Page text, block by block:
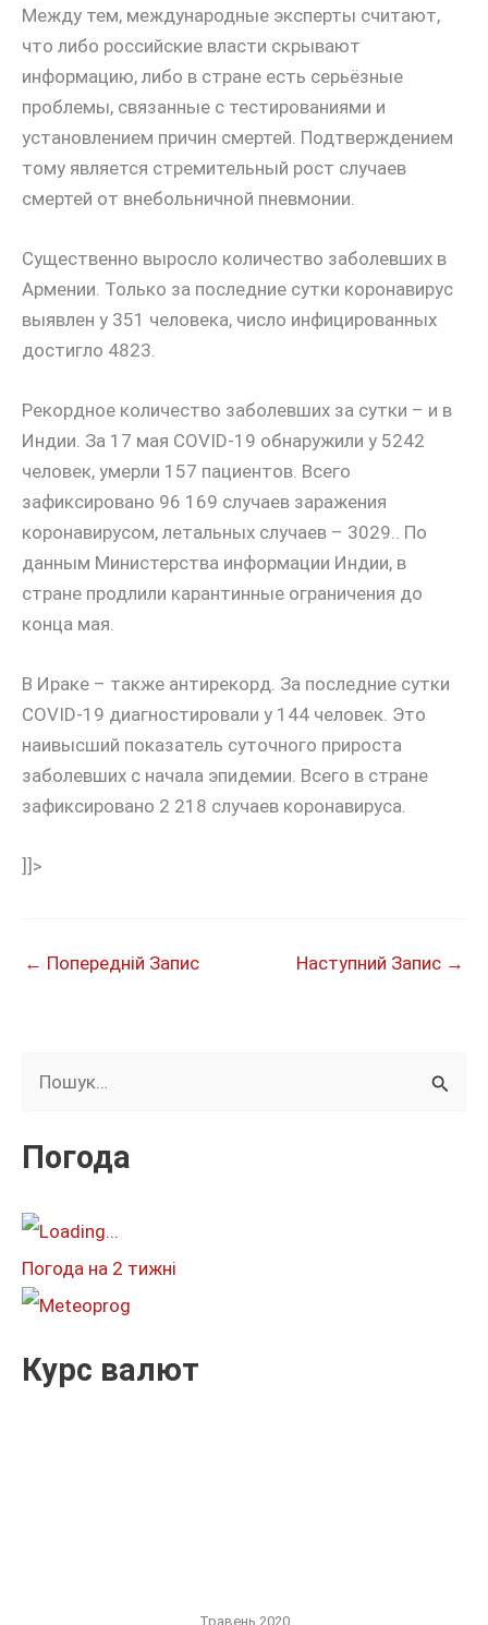
Между тем, международные эксперты считают,
что либо российские власти скрывают
информацию, либо в стране есть серьёзные
проблемы, связанные с тестированиями и
установлением причин смертей. Подтверждением
тому является стремительный рост случаев
смертей от внебольничной пневмонии.
Существенно выросло количество заболевших в
Армении. Только за последние сутки коронавирус
выявлен у 351 человека, число инфицированных
достигло 4823.
Рекордное количество заболевших за сутки – и в
Индии. За 17 мая COVID-19 обнаружили у 5242
человек, умерли 157 пациентов. Всего
зафиксировано 96 169 случаев заражения
коронавирусом, летальных случаев – 3029.. По
данным Министерства информации Индии, в
стране продлили карантинные ограничения до
конца мая.
В Ираке – также антирекорд. За последние сутки
COVID-19 диагностировали у 144 человек. Это
наивысший показатель суточного прироста
заболевших с начала эпидемии. Всего в стране
зафиксировано 2 218 случаев коронавируса.
]]>
← Попередній Запис Наступний Запис →
к
т
:
Погода
Погода на 2 тижні
Курс валют
Травень 2020